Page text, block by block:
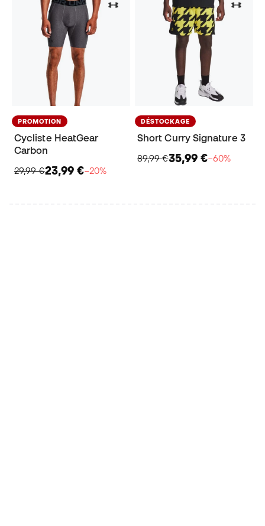
PROMOTION
Cycliste HeatGear
Carbon
29,99 €23,99 €−20%
DÉSTOCKAGE
Short Curry Signature 3
89,99 €35,99 €−60%